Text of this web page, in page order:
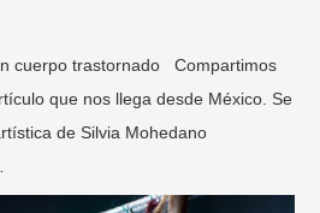
cuerpo trastornado Compartimos
que nos llega desde México. Se
de Silvia Mohedano